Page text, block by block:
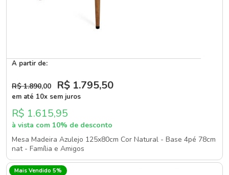
A partir de:
R$ 1.890,00 R$ 1.795,50
em até 10x sem juros
R$ 1.615,95
à vista com 10% de desconto
Mesa Madeira Azulejo 125x80cm Cor Natural - Base 4pé 78cm
nat - Família e Amigos
Mais Vendido 5%